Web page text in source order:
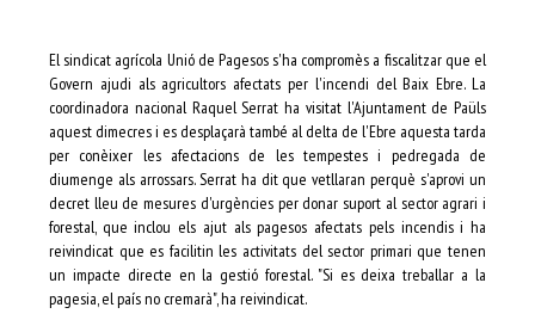
El sindicat agrícola Unió de Pagesos s'ha compromès a fiscalitzar que el
Govern ajudi als agricultors afectats per l'incendi del Baix Ebre. La
coordinadora nacional Raquel Serrat ha visitat l'Ajuntament de Paüls
aquest dimecres i es desplaçarà també al delta de l'Ebre aquesta tarda
per conèixer les afectacions de les tempestes i pedregada de
diumenge als arrossars. Serrat ha dit que vetllaran perquè s'aprovi un
decret lleu de mesures d'urgències per donar suport al sector agrari i
forestal, que inclou els ajut als pagesos afectats pels incendis i ha
reivindicat que es facilitin les activitats del sector primari que tenen
un impacte directe en la gestió forestal. "Si es deixa treballar a la
pagesia, el país no cremarà", ha reivindicat.